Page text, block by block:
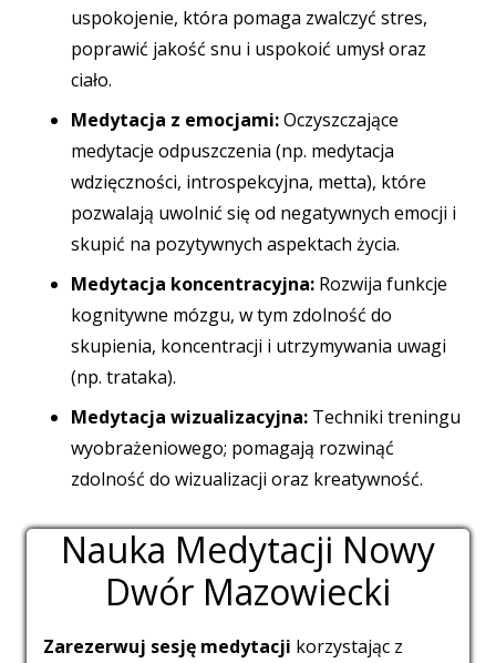
uspokojenie, która pomaga zwalczyć stres,
poprawić jakość snu i uspokoić umysł oraz
ciało.
Medytacja z emocjami:Oczyszczające
medytacje odpuszczenia (np. medytacja
wdzięczności, introspekcyjna, metta), które
pozwalają uwolnić się od negatywnych emocji i
skupić na pozytywnych aspektach życia.
Medytacja koncentracyjna: Rozwija funkcje
kognitywne mózgu, w tym zdolność do
skupienia, koncentracji i utrzymywania uwagi
(np. trataka).
Medytacja wizualizacyjna: Techniki treningu
wyobrażeniowego; pomagają rozwinąć
zdolność do wizualizacji oraz kreatywność.
Nauka Medytacji Nowy
Dwór Mazowiecki
Zarezerwuj sesję medytacji korzystając z